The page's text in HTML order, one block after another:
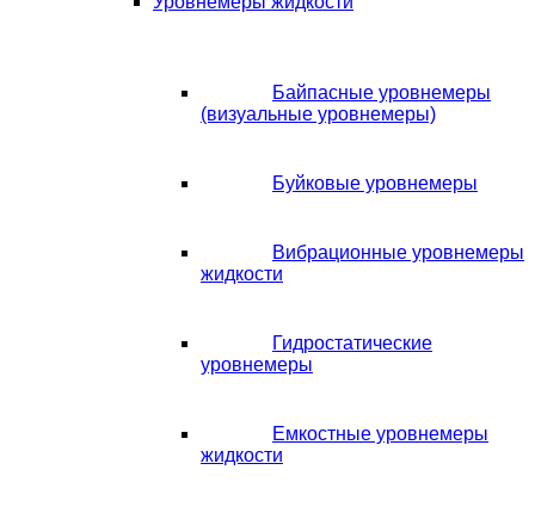
Байпасные уровнемеры
(визуальные уровнемеры)
Буйковые уровнемеры
Вибрационные уровнемеры
жидкости
Гидростатические
уровнемеры
Емкостные уровнемеры
жидкости